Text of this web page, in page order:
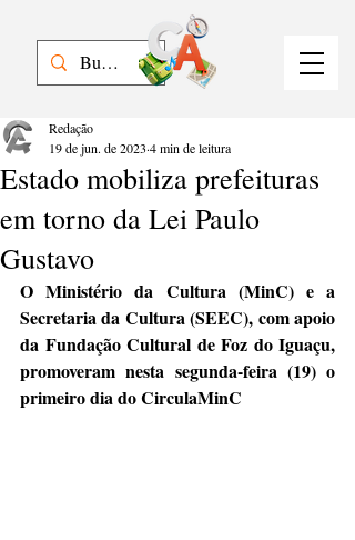
Estado mobiliza prefeituras
em torno da Lei Paulo
Gustavo
Redação
19 de jun. de 2023 4 min de leitura
O Ministério da Cultura (MinC) e a
Secretaria da Cultura (SEEC), com apoio
da Fundação Cultural de Foz do Iguaçu,
promoveram nesta segunda-feira (19) o
primeiro dia do CirculaMinC